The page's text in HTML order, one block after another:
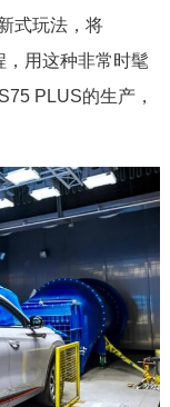
式玩法，将
用这种非常时髦
PLUS的生产，